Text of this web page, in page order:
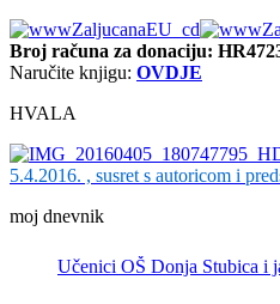
Broj računa za donaciju:
Naručite knjigu: OVDJE
HVALA
5.4.2016. , susret s autoricom i
moj dnevnik